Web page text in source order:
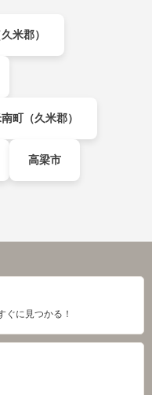
米郡）
町（久米郡）
高梁市
ぐに見つかる！